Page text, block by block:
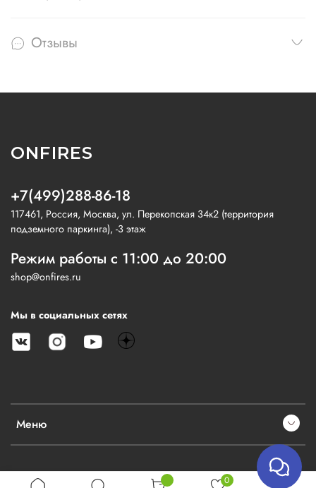
Отзывы
Меню
ONFIRES
+7(499)288-86-18
117461, Россия, Москва, ул. Перекопская 34к2 (территория
подземного паркинга), -3 этаж
Режим работы с 11:00 до 20:00
shop@onfires.ru
Мы в социальных сетях
0